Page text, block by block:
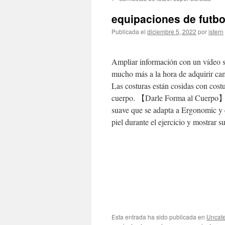
contenido
equipaciones de
Publicada el diciembre 5, 2022 poristern
Ampliar información con un vídeo
mucho más a la hora de adquirir
Las costuras están cosidas con
cuerpo. 【Darle Forma al Cuerpo
suave que se adapta a Ergonomic
piel durante el ejercicio y mostrar
Esta entrada ha sido publicada en